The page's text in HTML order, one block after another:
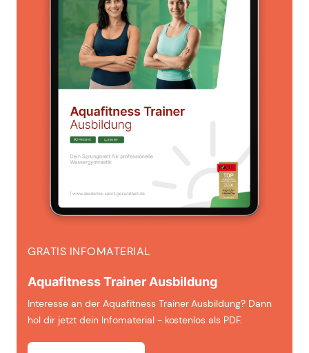
GRATIS INFOMATERIAL
Aquafitness Trainer Ausbildung
Interesse an der Aquafitness Trainer Ausbildung? Dann
hol dir jetzt dein Infomaterial - kostenlos als PDF.